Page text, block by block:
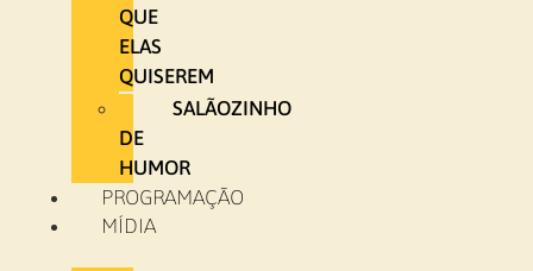
QUE
ELAS
QUISEREM
SALÃOZINHO
DE
HUMOR
PROGRAMAÇÃO
MÍDIA